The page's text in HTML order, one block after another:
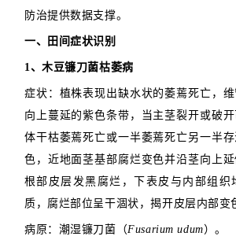
防治提供数据支撑。
一、田间症状识别
1、木豆镰刀菌枯萎病
症状：植株表现出缺水状的萎蔫死亡，
向上蔓延的紫色条带，当主茎裂开或破
体干枯萎蔫死亡或一半萎蔫死亡另一半
色，近地面茎基部腐烂变色并沿茎向上延
根部皮层发黑腐烂，下表皮与内部组织
质，腐烂部位呈干涸状，揭开皮层内部变
病原：潮湿镰刀菌（Fusarium udum）。